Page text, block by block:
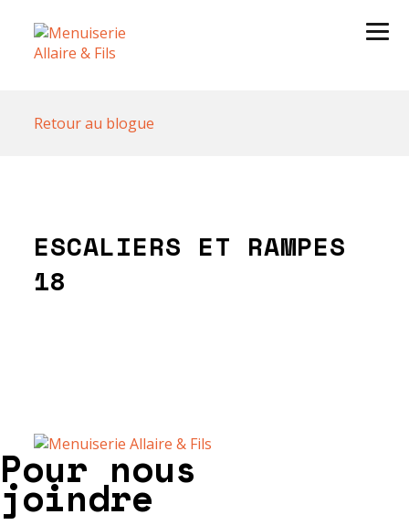
Retour au blogue
ESCALIERS ET RAMPES
18
Pour nous
joindre